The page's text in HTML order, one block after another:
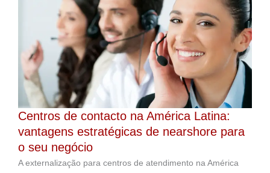
Centros de contacto na América Latina:
vantagens estratégicas de nearshore para
o seu negócio
A externalização para centros de atendimento na América